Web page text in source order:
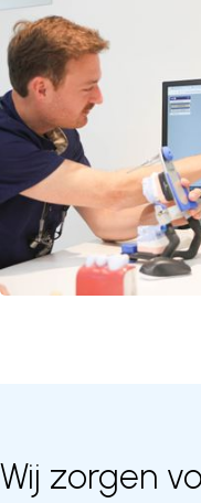
Wij zorgen